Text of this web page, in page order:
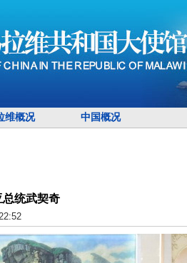
维概况 中国概况
统武契奇